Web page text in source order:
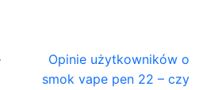
Opinie użytkowników o
smok vape pen 22 – czy